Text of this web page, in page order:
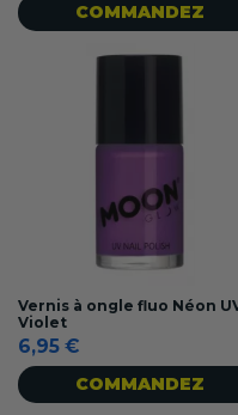
COMMANDEZ
Vernis à ongle fluo Néon
Violet
6,95 €
COMMANDEZ